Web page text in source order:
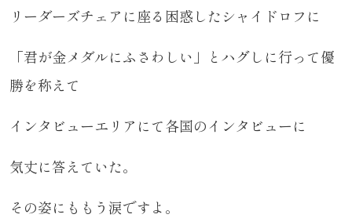
リーダーズチェアに座る困惑したシャイドロフに
「君が金メダルにふさわしい」とハグしに行って優
勝を称えて
インタビューエリアにて各国のインタビューに
気丈に答えていた。
その姿にももう涙ですよ。